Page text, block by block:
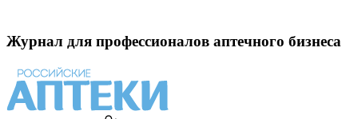
Журнал для профессионалов аптечного бизнеса